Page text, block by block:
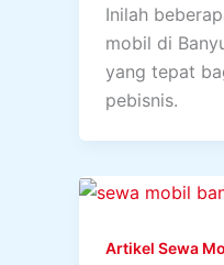
Inilah
mobil di
yang tepat
pebisnis.
Artikel Sewa